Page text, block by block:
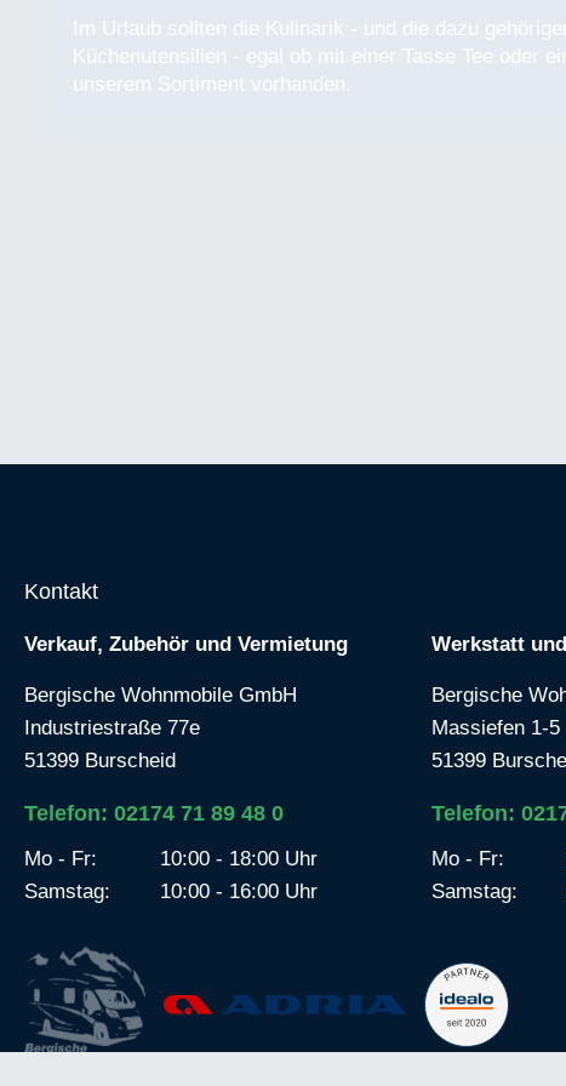
Im Urlaub sollten die Kulinarik - und die dazu
Küchenutensilien - egal ob mit einer Tasse Tee oder
unserem Sortiment vorhanden.
Kontakt
Verkauf, Zubehör und Vermietung
Bergische Wohnmobile GmbH
Industriestraße 77e
51399 Burscheid
Telefon: 02174 71 89 48 0
Mo - Fr:
10:00 - 18:00 Uhr
Samstag:
10:00 - 16:00 Uhr
Werkstatt
Bergische
Massiefen 1-5
51399
Telefon:
Mo - Fr:
Samstag: